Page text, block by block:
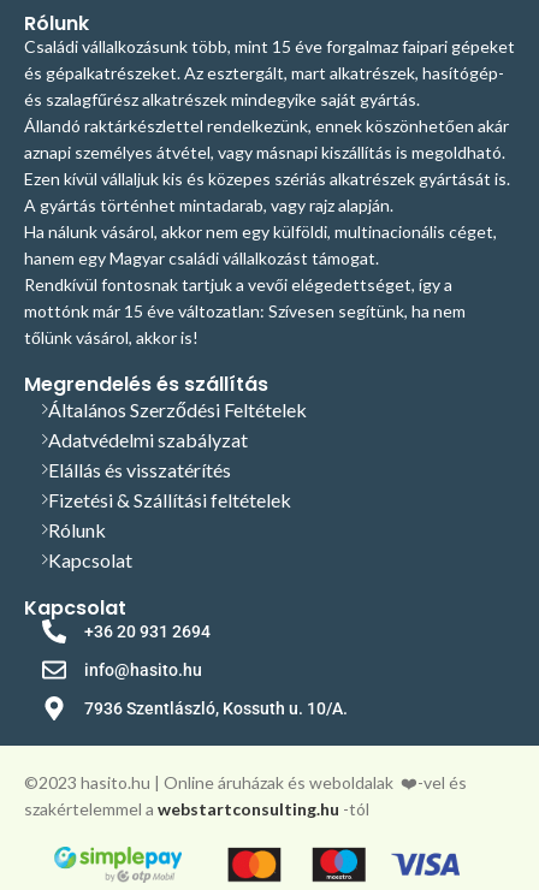
Rólunk
Családi vállalkozásunk több, mint 15 éve forgalmaz faipari gépeket
és gépalkatrészeket. Az esztergált, mart alkatrészek, hasítógép-
és szalagfűrész alkatrészek mindegyike saját gyártás.
Állandó raktárkészlettel rendelkezünk, ennek köszönhetően akár
aznapi személyes átvétel, vagy másnapi kiszállítás is megoldható.
Ezen kívül vállaljuk kis és közepes szériás alkatrészek gyártását is.
A gyártás történhet mintadarab, vagy rajz alapján.
Ha nálunk vásárol, akkor nem egy külföldi, multinacionális céget,
hanem egy Magyar családi vállalkozást támogat.
Rendkívül fontosnak tartjuk a vevői elégedettséget, így a
mottónk már 15 éve változatlan: Szívesen segítünk, ha nem
tőlünk vásárol, akkor is!
Megrendelés és szállítás
Általános Szerződési Feltételek
Adatvédelmi szabályzat
Elállás és visszatérítés
Fizetési & Szállítási feltételek
Rólunk
Kapcsolat
Kapcsolat
+36 20 931 2694
info@hasito.hu
7936 Szentlászló, Kossuth u. 10/A.
©️2023 hasito.hu | Online áruházak és weboldalak ❤️-vel és
szakértelemmel a webstartconsulting.hu -tól